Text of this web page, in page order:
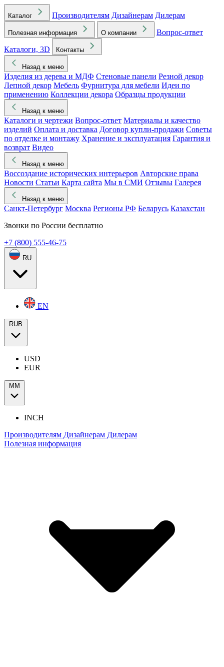
Каталог Производителям Дизайнерам Дилерам
Полезная информация О компании
Вопрос-ответ
Каталоги, 3D
Контакты
Назад к меню
Изделия из дерева и МДФ Стеновые панели Резной декор
Лепной декор Мебель Фурнитура для мебели Идеи по
применению Коллекции декора Образцы продукции
Назад к меню
Каталоги и чертежи Вопрос-ответ Материалы и качество
изделий Оплата и доставка Договор купли-продажи Советы
по отделке и монтажу Хранение и эксплуатация Гарантия и
возврат Видео
Назад к меню
Воссоздание исторических интерьеров Авторские права
Новости Статьи Карта сайта Мы в СМИ Отзывы Галерея
Назад к меню
Санкт-Петербург Москва Регионы РФ Беларусь Казахстан
Звонки по России бесплатно
+7 (800) 555-46-75
RU
EN
RUB
USD
EUR
ММ
INCH
Производителям Дизайнерам Дилерам
Полезная информация